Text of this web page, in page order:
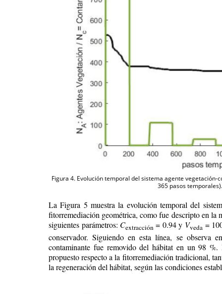
Figura 4. Evolución temporal del sistema agente
365 pasos
La Figura 5 muestra la evolución temporal del
fitorremediación geométrica, como fue descripto en la
siguientes parámetros: Cextracción = 0.94 y Vveda =
conservador. Siguiendo en esta línea, se
contaminante fue removido del hábitat en un 98
propuesto respecto a la fitorremediación tradicional,
la regeneración del hábitat, según las condiciones